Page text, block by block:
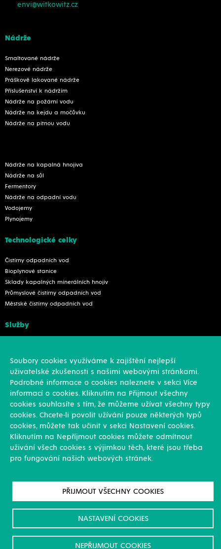
envi@witkowitz.cz
Nádrže
Smaltované nádrže
Nerezové nádrže
Práškově lakované nádrže
Příslušenství k nádržím
Nádrže na požární vodu
Nádrže na kejdu a močůvku
Nádrže na pitnou vodu
Nádrže na kapalná hnojiva
Nádrže na sůl
Fermentory
Nádrže na odpadní vodu
Vodojemy
Plynojemy
Technologické celky
Čistírny odpadních vod
Bioplynové stanice
Sklady kapalných minerálních hnojiv
Průmyslové čistírny odpadních vod
Městské čistírny odpadních vod
Služby
Novinky
Reference
Kariéra
Soubory cookies využíváme k zajištění nejlepší
uživatelské zkušenosti s našimi webovými stránkami.
Podrobné informace o cookies naleznete v sekci Více
informací o cookies. Kliknutím na Přijmout všechny
cookies souhlasíte s tím, že můžeme užívat všechny typy
cookies. Chcete-li povolit užívání pouze některých typů
cookies, můžete tak učinit v sekci Nastavení cookies.
Kliknutím na Nepříjmout cookies můžete odmítnout
uživání všech cookies s výjimkou těch, které jsou třeba
pro fungování našich webových stránek.
PŘIJMOUT VŠECHNY COOKIES
NASTAVENÍ COOKIES
NEPŘIJMOUT COOKIES